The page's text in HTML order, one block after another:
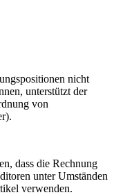
nicht
unterstützt der
von
dass die Rechnung
unter Umständen
verwenden.